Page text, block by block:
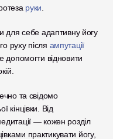
руки
для себе адаптивну йогу
руху після ампутації
допомогти відновити
та свідомо
кінцівки. Від
— кожен розділ
практикувати йогу,